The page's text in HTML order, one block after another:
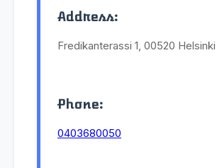
Address:
Fredikanterassi 1, 00520 Helsinki
Phone:
0403680050